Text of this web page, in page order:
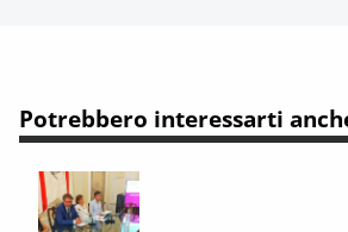
Potrebbero interessarti